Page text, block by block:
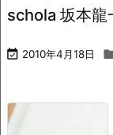
schola 坂本龍
 2010年4月18日